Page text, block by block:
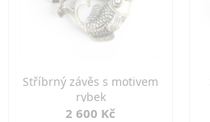
Stříbrný závěs s motivem
rybek
2 600 Kč